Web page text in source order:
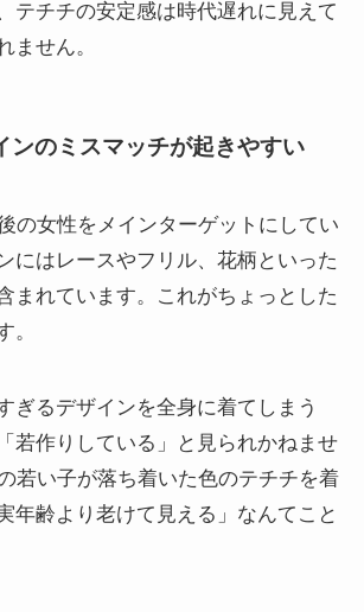
テチチの安定感は時代遅れに見えて
ません。
ンのミスマッチが起きやすい
の女性をメインターゲットにしてい
にはレースやフリル、花柄といった
まれています。これがちょっとした
。
ぎるデザインを全身に着てしまう
若作りしている」と見られかねませ
若い子が落ち着いた色のテチチを着
年齢より老けて見える」なんてこと